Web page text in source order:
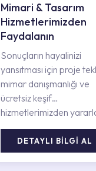
Mimari & Tasarım
Hizmetlerimizden
Faydalanın
Sonuçların hayalinizi
yansıtması için proje
mimar danışmanlığı ve
ücretsiz keşif
hizmetlerimizden
DETAYLI BİLGİ AL